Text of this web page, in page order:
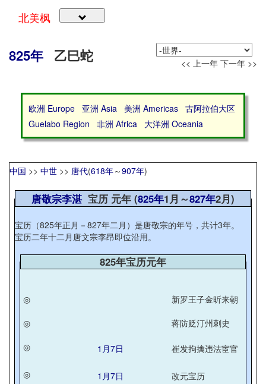
北美枫
825年 乙巳蛇 << 上一年 下一年 >>
欧洲 Europe 亚洲 Asia 美洲 Americas
古阿拉伯大区
Guelabo Region
非洲 Africa 大洋洲 Oceania
中国 >> 中世 >> 唐代(618年～907年)
唐敬宗李湛宝历 元年 (825年1月～827年2月)
宝历（825年正月－827年二月）是唐敬宗的年号，共计3年。
宝历二年十二月唐文宗李昂即位沿用。
825年宝历元年
◎
新罗王子金昕来朝
◎
蒋防贬汀州刺史
◎
1月7日 崔发拘擒违法宦官
◎ 1月7日 改元宝历